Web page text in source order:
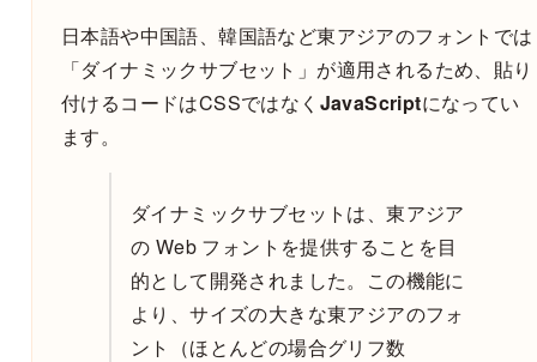
日本語や中国語、韓国語など東アジアのフォントでは
「ダイナミックサブセット」が適用されるため、貼り
付けるコードはCSSではなく JavaScriptになってい
ます。
ダイナミックサブセットは、東アジア
の Web フォントを提供することを目
的として開発されました。この機能に
より、サイズの大きな東アジアのフォ
ント（ほとんどの場合グリフ数